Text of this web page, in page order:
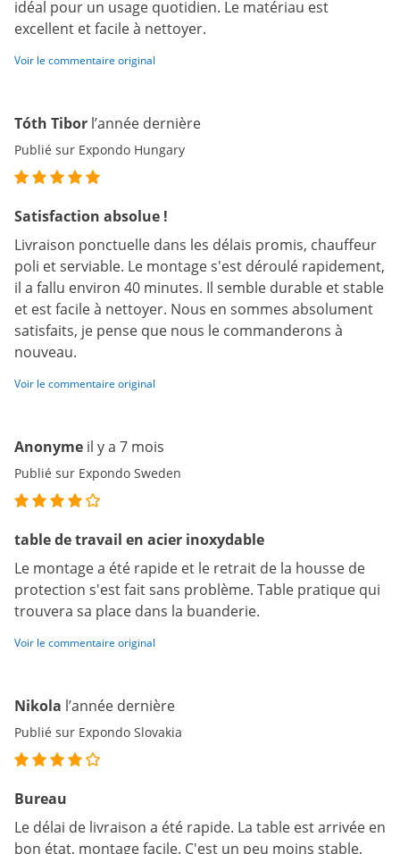
idéal pour un usage quotidien. Le matériau est
excellent et facile à nettoyer.
Voir le commentaire original
Tóth Tibor l’année dernière
Publié sur Expondo Hungary
Satisfaction absolue !
Livraison ponctuelle dans les délais promis, chauffeur
poli et serviable. Le montage s'est déroulé rapidement,
il a fallu environ 40 minutes. Il semble durable et stable
et est facile à nettoyer. Nous en sommes absolument
satisfaits, je pense que nous le commanderons à
nouveau.
Voir le commentaire original
Anonyme il y a 7 mois
Publié sur Expondo Sweden
table de travail en acier inoxydable
Le montage a été rapide et le retrait de la housse de
protection s'est fait sans problème. Table pratique qui
trouvera sa place dans la buanderie.
Voir le commentaire original
Nikola l’année dernière
Publié sur Expondo Slovakia
Bureau
Le délai de livraison a été rapide. La table est arrivée en
bon état, montage facile. C'est un peu moins stable,